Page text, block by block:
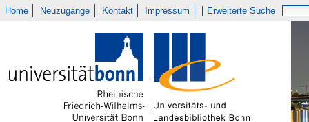
Home Neuzugänge Kontakt Impressum Erweiterte Suche